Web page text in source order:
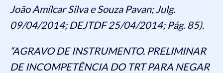
João Amílcar Silva e Souza Pavan; Julg.
09/04/2014; DEJTDF 25/04/2014; Pág. 85).
“AGRAVO DE INSTRUMENTO. PRELIMINAR
DE INCOMPETÊNCIA DO TRT PARA NEGAR